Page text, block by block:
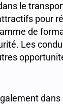
le
pour
de
Les